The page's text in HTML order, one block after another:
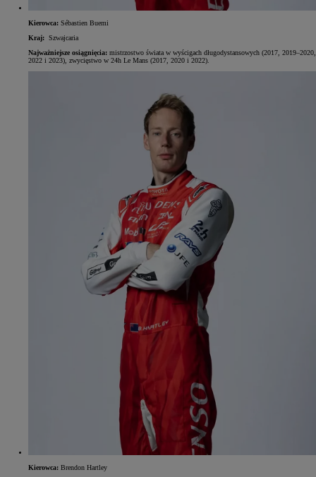
Kierowca: Sébastien Buemi
Kraj: Szwajcaria
Najważniejsze osiągnięcia: mistrzostwo świata w wyścigach długodystansowych (2017, 2019–2020,
2022 i 2023), zwycięstwo w 24h Le Mans (2017, 2020 i 2022).
Kierowca: Brendon Hartley